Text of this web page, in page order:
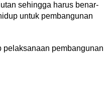
sehingga harus benar-
untuk pembangunan
pelaksanaan pembangunan